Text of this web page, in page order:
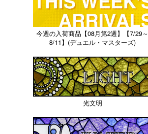
今週の入荷商品【08月第2週】【7/29～
8/11】(デュエル・マスターズ)
光文明